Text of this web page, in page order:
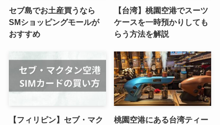
セブ島でお土産買うなら
SMショッピングモールが
おすすめ
【台湾】桃園空港でスーツ
ケースを一時預かりしても
らう方法を解説
【フィリピン】セブ・マク
桃園空港にある台湾ティー